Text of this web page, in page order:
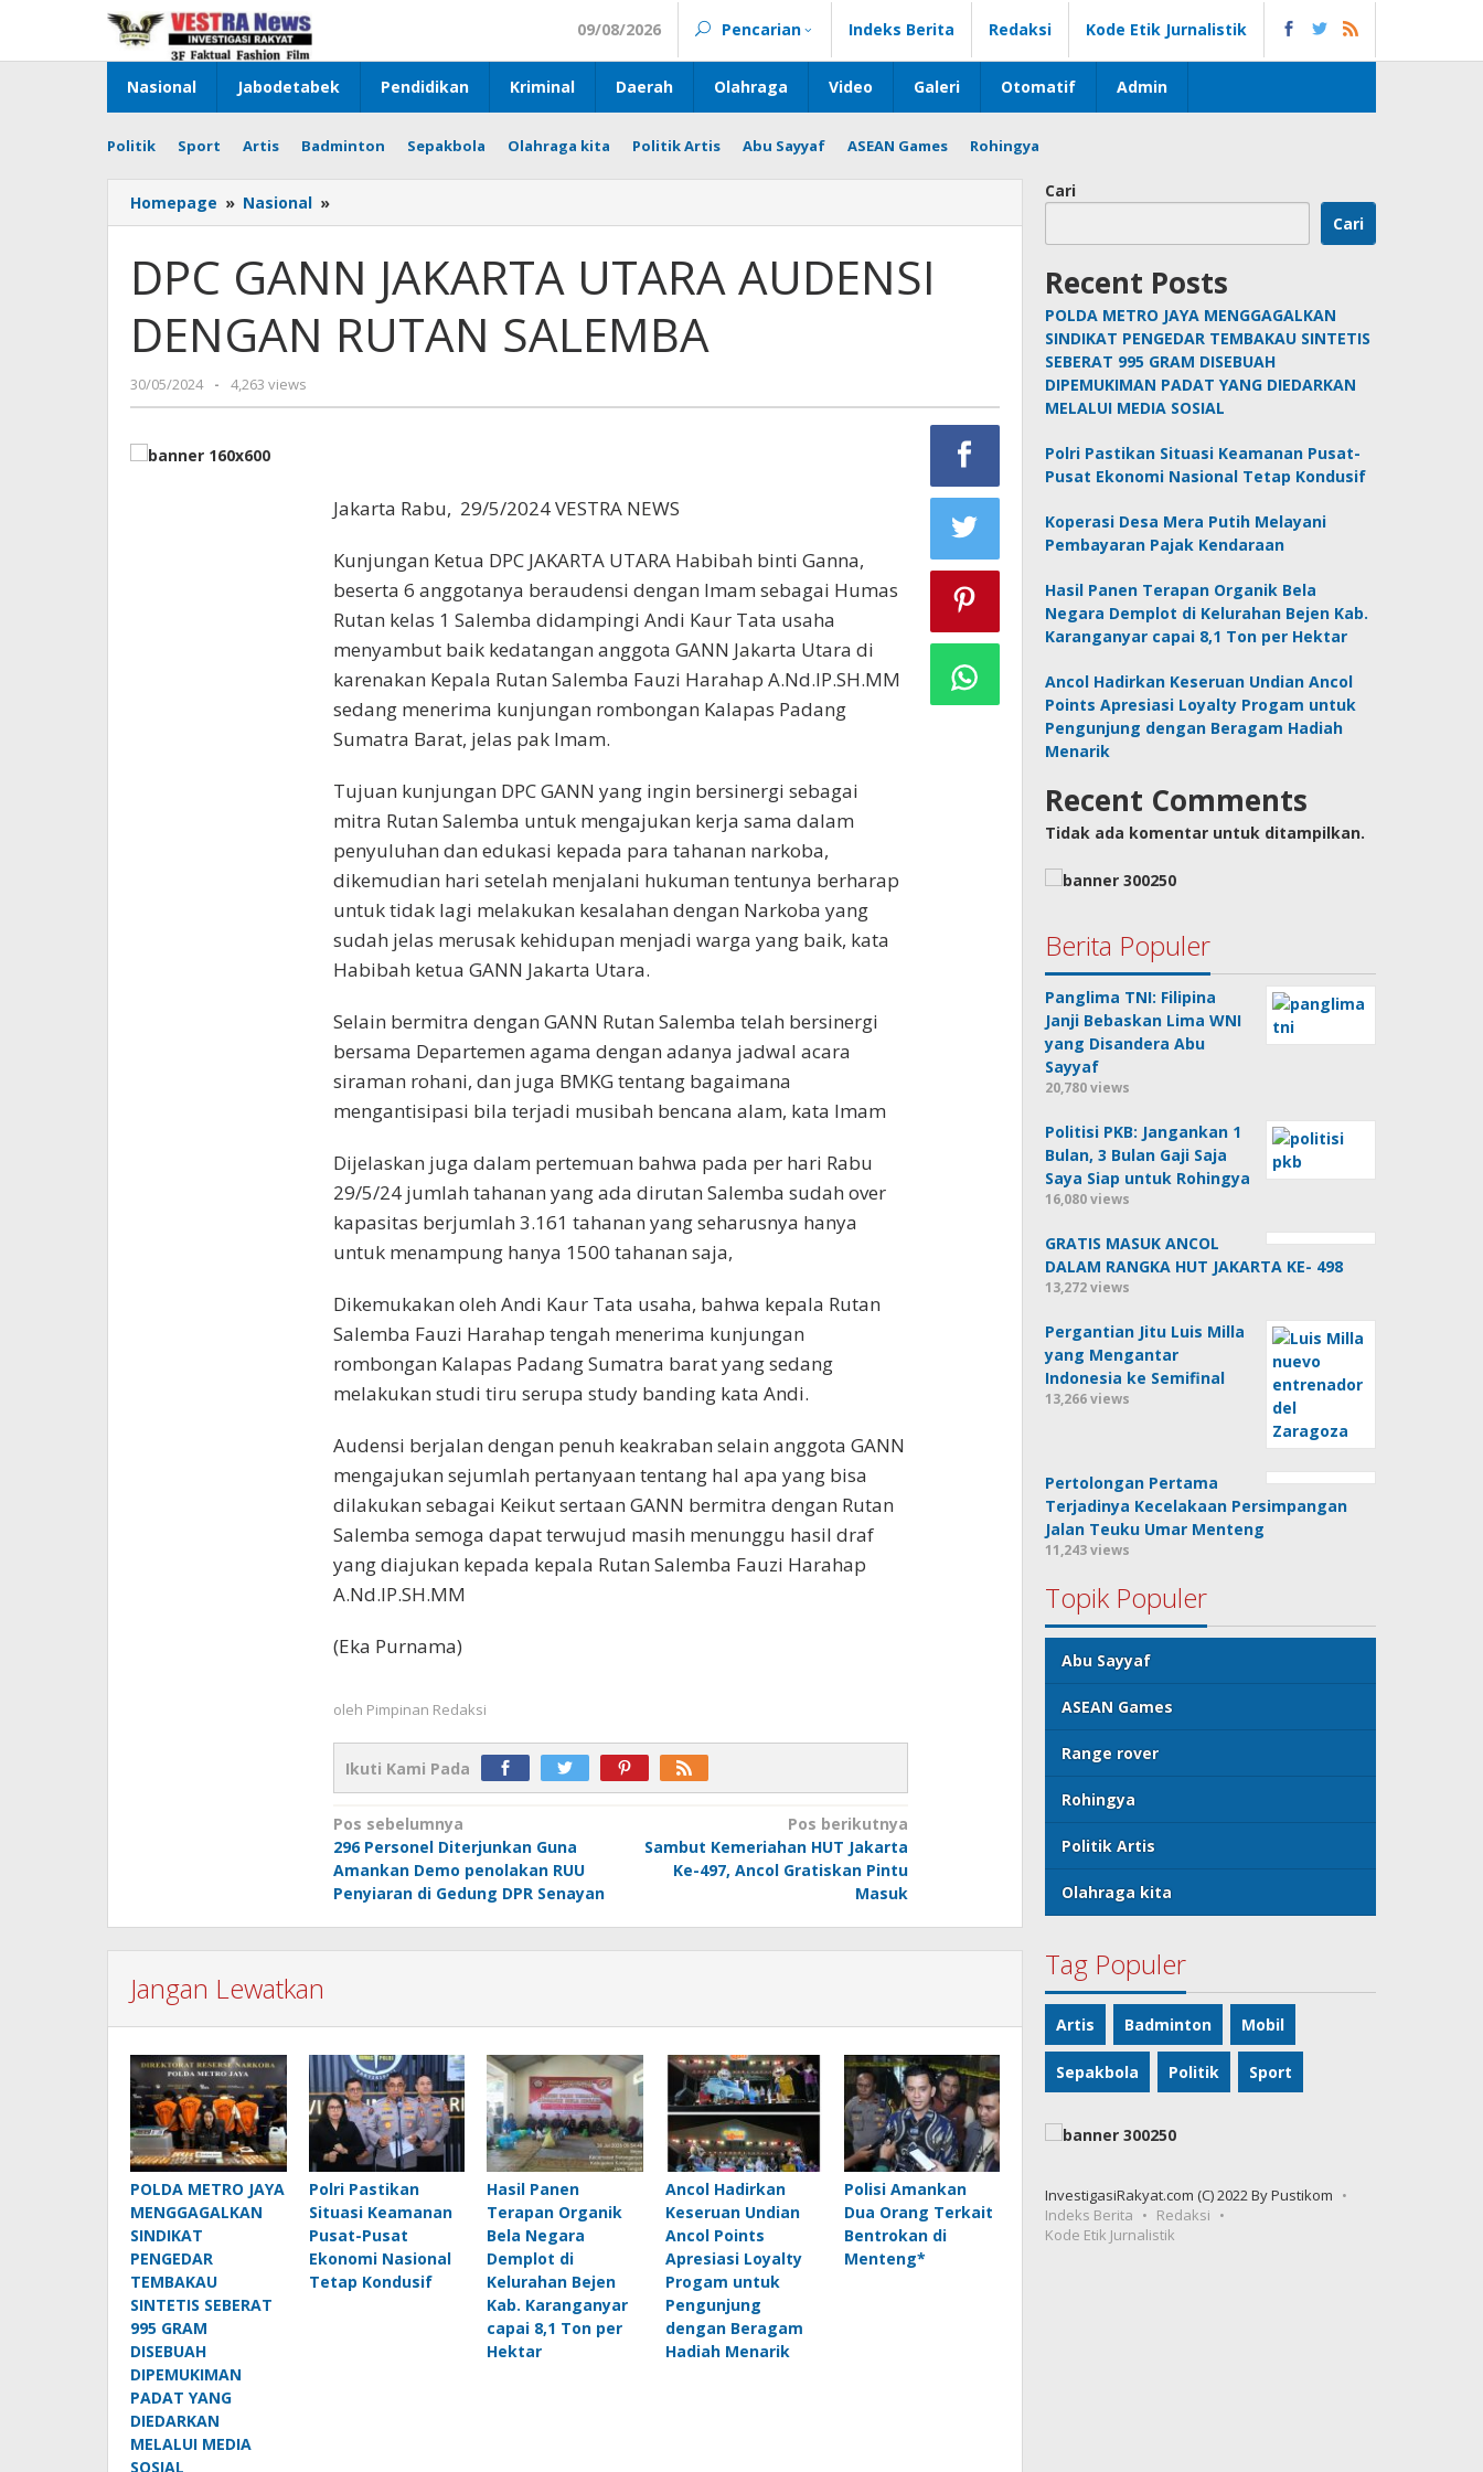
konten
09/08/2026 Pencarian Indeks Berita Redaksi Kode Etik Jurnalistik
Nasional Jabodetabek Pendidikan Kriminal Daerah Olahraga Video Galeri Otomatif Admin
Politik Sport Artis Badminton Sepakbola Olahraga kita Politik Artis Abu Sayyaf ASEAN Games Rohingya
Homepage » Nasional »
GANN
UTARA
AUDENSI
DENGAN
RUTAN
DPC GANN JAKARTA UTARA AUDENSI
DENGAN RUTAN SALEMBA
30/05/2024
oleh
Pimpinan
- 4,263 views
Jakarta Rabu, 29/5/2024 VESTRA NEWS
Kunjungan Ketua DPC JAKARTA UTARA Habibah binti Ganna,
beserta 6 anggotanya beraudensi dengan Imam sebagai Humas
Rutan kelas 1 Salemba didampingi Andi Kaur Tata usaha
menyambut baik kedatangan anggota GANN Jakarta Utara di
karenakan Kepala Rutan Salemba Fauzi Harahap A.Nd.IP.SH.MM
sedang menerima kunjungan rombongan Kalapas Padang
Sumatra Barat, jelas pak Imam.
Tujuan kunjungan DPC GANN yang ingin bersinergi sebagai
mitra Rutan Salemba untuk mengajukan kerja sama dalam
penyuluhan dan edukasi kepada para tahanan narkoba,
dikemudian hari setelah menjalani hukuman tentunya berharap
untuk tidak lagi melakukan kesalahan dengan Narkoba yang
sudah jelas merusak kehidupan menjadi warga yang baik, kata
Habibah ketua GANN Jakarta Utara.
Selain bermitra dengan GANN Rutan Salemba telah bersinergi
bersama Departemen agama dengan adanya jadwal acara
siraman rohani, dan juga BMKG tentang bagaimana
mengantisipasi bila terjadi musibah bencana alam, kata Imam
Dijelaskan juga dalam pertemuan bahwa pada per hari Rabu
29/5/24 jumlah tahanan yang ada dirutan Salemba sudah over
kapasitas berjumlah 3.161 tahanan yang seharusnya hanya
untuk menampung hanya 1500 tahanan saja,
Dikemukakan oleh Andi Kaur Tata usaha, bahwa kepala Rutan
Salemba Fauzi Harahap tengah menerima kunjungan
rombongan Kalapas Padang Sumatra barat yang sedang
melakukan studi tiru serupa study banding kata Andi.
Audensi berjalan dengan penuh keakraban selain anggota GANN
mengajukan sejumlah pertanyaan tentang hal apa yang bisa
dilakukan sebagai Keikut sertaan GANN bermitra dengan Rutan
Salemba semoga dapat terwujud masih menunggu hasil draf
yang diajukan kepada kepala Rutan Salemba Fauzi Harahap
A.Nd.IP.SH.MM
(Eka Purnama)
oleh Pimpinan Redaksi
Ikuti Kami Pada
Navigasi
pos
Pos sebelumnya
296 Personel Diterjunkan Guna
Amankan Demo penolakan RUU
Penyiaran di Gedung DPR Senayan
Pos berikutnya
Sambut Kemeriahan HUT Jakarta
Ke-497, Ancol Gratiskan Pintu
Masuk
Jangan Lewatkan
POLDA METRO JAYA
MENGGAGALKAN
SINDIKAT
PENGEDAR
TEMBAKAU
SINTETIS SEBERAT
995 GRAM
DISEBUAH
DIPEMUKIMAN
PADAT YANG
DIEDARKAN
MELALUI MEDIA
SOSIAL
Polri Pastikan
Situasi Keamanan
Pusat-Pusat
Ekonomi Nasional
Tetap Kondusif
Hasil Panen
Terapan Organik
Bela Negara
Demplot di
Kelurahan Bejen
Kab. Karanganyar
capai 8,1 Ton per
Hektar
Ancol Hadirkan
Keseruan Undian
Ancol Points
Apresiasi Loyalty
Progam untuk
Pengunjung
dengan Beragam
Hadiah Menarik
Polisi Amankan
Dua Orang Terkait
Bentrokan di
Menteng*
Cari
Cari
Recent Posts
POLDA METRO JAYA MENGGAGALKAN
SINDIKAT PENGEDAR TEMBAKAU SINTETIS
SEBERAT 995 GRAM DISEBUAH
DIPEMUKIMAN PADAT YANG DIEDARKAN
MELALUI MEDIA SOSIAL
Polri Pastikan Situasi Keamanan Pusat-
Pusat Ekonomi Nasional Tetap Kondusif
Koperasi Desa Mera Putih Melayani
Pembayaran Pajak Kendaraan
Hasil Panen Terapan Organik Bela
Negara Demplot di Kelurahan Bejen Kab.
Karanganyar capai 8,1 Ton per Hektar
Ancol Hadirkan Keseruan Undian Ancol
Points Apresiasi Loyalty Progam untuk
Pengunjung dengan Beragam Hadiah
Menarik
Recent Comments
Tidak ada komentar untuk ditampilkan.
Berita Populer
Panglima TNI: Filipina
Janji Bebaskan Lima WNI
yang Disandera Abu
Sayyaf
20,780 views
Politisi PKB: Jangankan 1
Bulan, 3 Bulan Gaji Saja
Saya Siap untuk Rohingya
16,080 views
GRATIS MASUK ANCOL
DALAM RANGKA HUT JAKARTA KE- 498
13,272 views
Pergantian Jitu Luis Milla
yang Mengantar
Indonesia ke Semifinal
13,266 views
Pertolongan Pertama
Terjadinya Kecelakaan Persimpangan
Jalan Teuku Umar Menteng
11,243 views
Topik Populer
Abu Sayyaf
ASEAN Games
Range rover
Rohingya
Politik Artis
Olahraga kita
Tag Populer
Artis Badminton Mobil
Sepakbola Politik Sport
InvestigasiRakyat.com (C) 2022 By Pustikom
Indeks Berita
Redaksi
Kode Etik Jurnalistik